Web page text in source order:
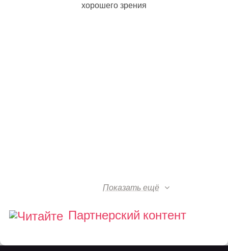
хорошего зрения
Показать ещё
Партнерский контент